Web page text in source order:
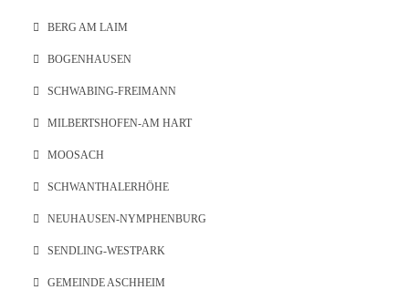
BERG AM LAIM
BOGENHAUSEN
SCHWABING-FREIMANN
MILBERTSHOFEN-AM HART
MOOSACH
SCHWANTHALERHÖHE
NEUHAUSEN-NYMPHENBURG
SENDLING-WESTPARK
GEMEINDE ASCHHEIM